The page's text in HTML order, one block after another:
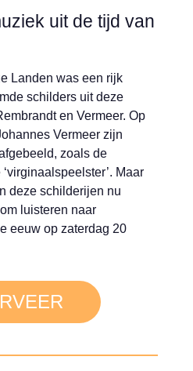
uit de tijd van
Landen was een rijk
schilders uit deze
en Vermeer. Op
Vermeer zijn
zoals de
‘virginaalspeelster’. Maar
deze schilderijen nu
luisteren naar
eeuw op zaterdag 20